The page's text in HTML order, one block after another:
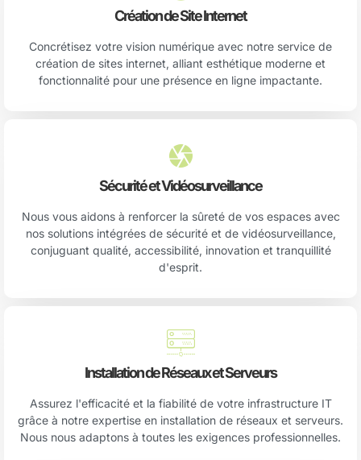
Création de Site Internet
Concrétisez votre vision numérique avec notre service de
création de sites internet, alliant esthétique moderne et
fonctionnalité pour une présence en ligne impactante.
Sécurité et Vidéosurveillance
Nous vous aidons à renforcer la sûreté de vos espaces avec
nos solutions intégrées de sécurité et de vidéosurveillance,
conjuguant qualité, accessibilité, innovation et tranquillité
d'esprit.
Installation de Réseaux et Serveurs
Assurez l'efficacité et la fiabilité de votre infrastructure IT
grâce à notre expertise en installation de réseaux et serveurs.
Nous nous adaptons à toutes les exigences professionnelles.